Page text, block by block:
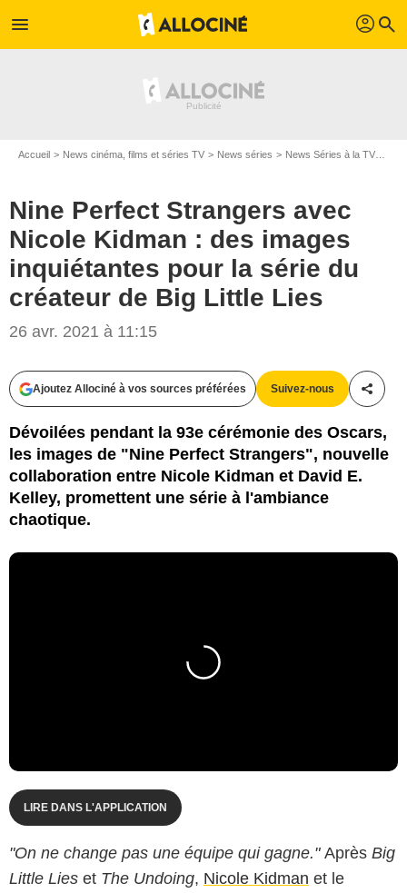
menu profil search
Accueil News cinéma, films et séries TV News séries News Séries à la TV
Nine Perfect Strangers avec
Nicole Kidman : des images
inquiétantes pour la série du
créateur de Big Little Lies
26 avr. 2021 à 11:15
Ajoutez Allociné à vos sources préférées Suivez-nous
Dévoilées pendant la 93e cérémonie des Oscars,
les images de "Nine Perfect Strangers", nouvelle
collaboration entre Nicole Kidman et David E.
Kelley, promettent une série à l'ambiance
chaotique.
LIRE DANS L'APPLICATION
"On ne change pas une équipe qui gagne." Après Big
Little Lies et The Undoing, Nicole Kidman et le